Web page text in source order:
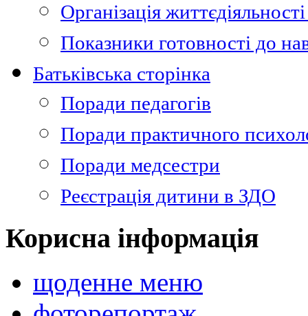
Організація
Показники готовності до
Батьківська сторінка
Поради педагогів
Поради практичного
Поради медсестри
Реєстрація дитини в ЗДО
Корисна інформація
щоденне меню